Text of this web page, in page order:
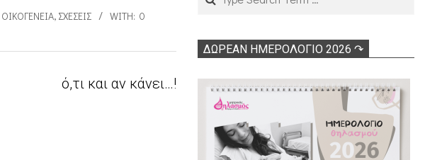
ΟΙΚΟΓΈΝΕΙΑ, ΣΧΈΣΕΙΣ WITH: 0
ό,τι και αν κάνει…!
ΔΩΡΕΑΝ ΗΜΕΡΟΛΟΓΙΟ 2026 ↷